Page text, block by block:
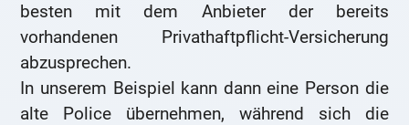
besten mit dem Anbieter der bereits
vorhandenen Privathaftpflicht-Versicherung
abzusprechen.
In unserem Beispiel kann dann eine Person die
alte Police übernehmen, während sich die